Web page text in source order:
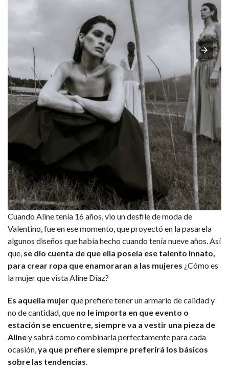
Cuando Aline tenía 16 años, vio un desfile de moda de
Valentino, fue en ese momento, que proyectó en la pasarela
algunos diseños que había hecho cuando tenía nueve años. Así
que, se dio cuenta de que ella poseía ese talento innato,
para crear ropa que enamoraran a las mujeres ¿Cómo es
la mujer que vista Aline Díaz?
Es aquella mujerque prefiere tener un armario de calidad y
no de cantidad, que no le importa en que evento o
estación se encuentre, siempre va a vestir una pieza de
Aliney sabrá como combinarla perfectamente para cada
ocasión, ya que prefiere siempre preferirá los básicos
sobre las tendencias